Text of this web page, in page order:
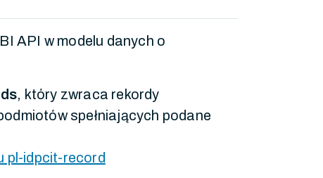
API w modelu danych o
, który zwraca rekordy
spełniających podane
pl-idpcit-record